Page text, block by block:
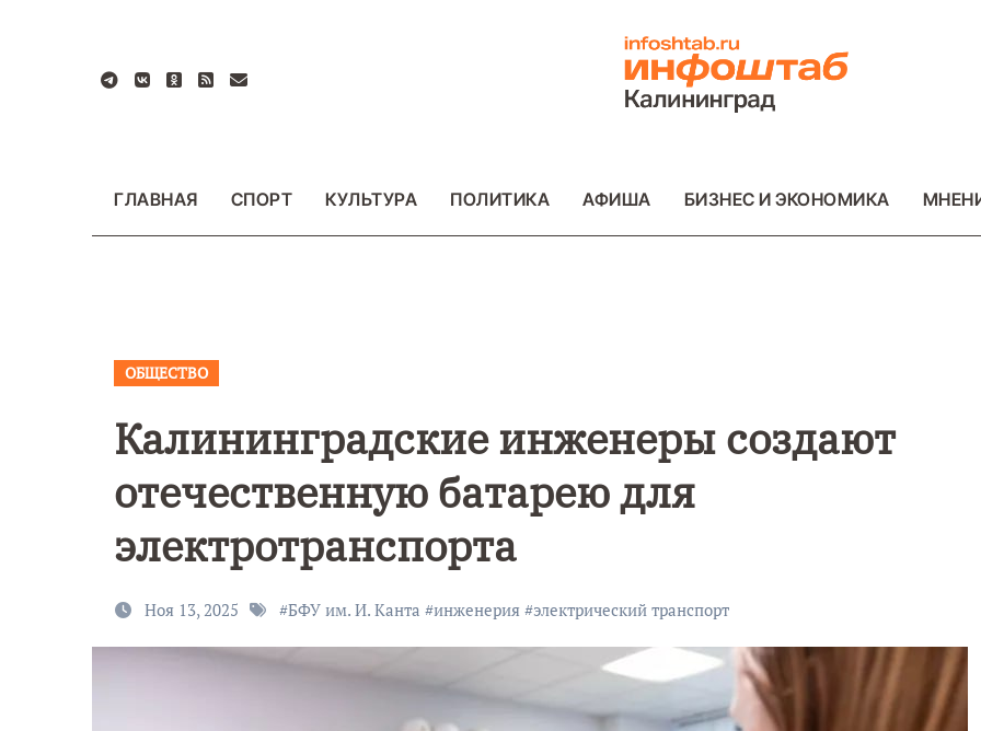
содержанию
ГЛАВНАЯ СПОРТ КУЛЬТУРА ПОЛИТИКА АФИША БИЗНЕС И ЭКОНОМИКА
ОБЩЕСТВО
Калининградские инженеры создают
отечественную батарею для
электротранспорта
Ноя 13, 2025 #БФУ им. И. Канта #инженерия #электрический транспорт